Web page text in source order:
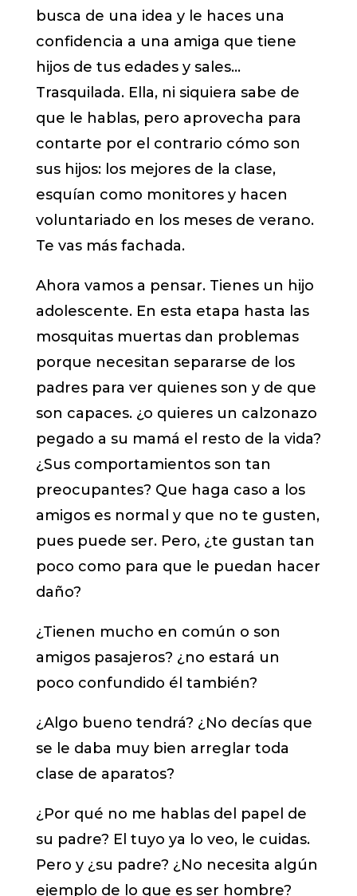
busca de una idea y le haces una
confidencia a una amiga que tiene
hijos de tus edades y sales…
Trasquilada. Ella, ni siquiera sabe de
que le hablas, pero aprovecha para
contarte por el contrario cómo son
sus hijos: los mejores de la clase,
esquían como monitores y hacen
voluntariado en los meses de verano.
Te vas más fachada.
Ahora vamos a pensar. Tienes un hijo
adolescente. En esta etapa hasta las
mosquitas muertas dan problemas
porque necesitan separarse de los
padres para ver quienes son y de que
son capaces. ¿o quieres un calzonazo
pegado a su mamá el resto de la vida?
¿Sus comportamientos son tan
preocupantes? Que haga caso a los
amigos es normal y que no te gusten,
pues puede ser. Pero, ¿te gustan tan
poco como para que le puedan hacer
daño?
¿Tienen mucho en común o son
amigos pasajeros? ¿no estará un
poco confundido él también?
¿Algo bueno tendrá? ¿No decías que
se le daba muy bien arreglar toda
clase de aparatos?
¿Por qué no me hablas del papel de
su padre? El tuyo ya lo veo, le cuidas.
Pero y ¿su padre? ¿No necesita algún
ejemplo de lo que es ser hombre?